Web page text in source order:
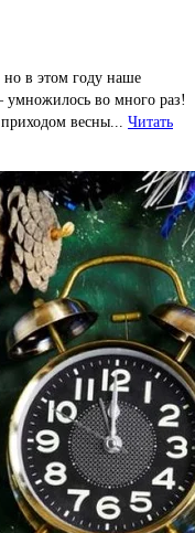
в этом году наше
во много раз!
весны... Читать